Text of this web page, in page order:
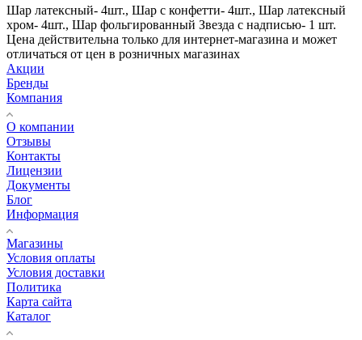
Шар латексный- 4шт., Шар с конфетти- 4шт., Шар латексный
хром- 4шт., Шар фольгированный Звезда с надписью- 1 шт.
Цена действительна только для интернет-магазина и может
отличаться от цен в розничных магазинах
Акции
Бренды
Компания
О компании
Отзывы
Контакты
Лицензии
Документы
Блог
Информация
Магазины
Условия оплаты
Условия доставки
Политика
Карта сайта
Каталог